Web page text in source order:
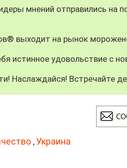
мнений отправились на
выходит на рынок
истинное удовольствие с
Наслаждайся! Встречайте
,Украина